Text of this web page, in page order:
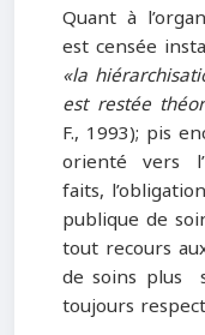
Quant à
est censée
«la
est restée
F., 1993); pis
orienté vers
faits,
publique de
tout recours
de soins plus
toujours